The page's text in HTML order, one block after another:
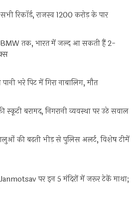
रिकॉर्ड, राजस्व 1200 करोड़ के पार
तक, भारत में जल्द आ सकती हैं 2-
भरे पिट में गिरा नाबालिग, मौत
स्कूटी बरामद, निगरानी व्यवस्था पर उठे सवाल
की बढ़ती भीड़ से पुलिस अलर्ट, विशेष टीमें
पर इन 5 मंदिरों में जरूर टेकें माथा;